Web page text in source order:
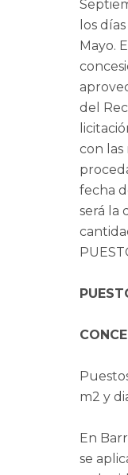
los
Mayo.
del
con
fecha
será la
m2 y
En
se